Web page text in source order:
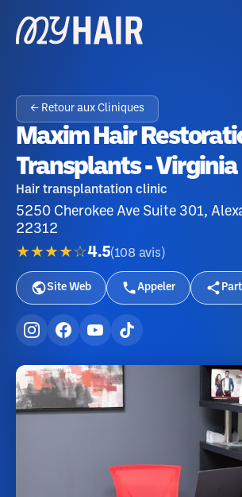
← Retour aux Cliniques
Maxim Hair
Transplants - Virginia
Hair transplantation clinic
5250 Cherokee Ave Suite 301,
22312
★★★★☆4.5(108 avis )
Site Web Appeler